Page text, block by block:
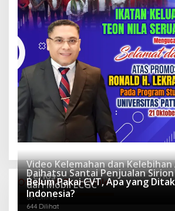
Otomotif Terpopuler
Video Kelemahan dan Kelebihan
Terios
943 Dilihat
Daihatsu Santai Penjualan Sirion
dari Mobil LCGC
681 Dilihat
Belum Pakai CVT, Apa yang
Indonesia?
644 Dilihat